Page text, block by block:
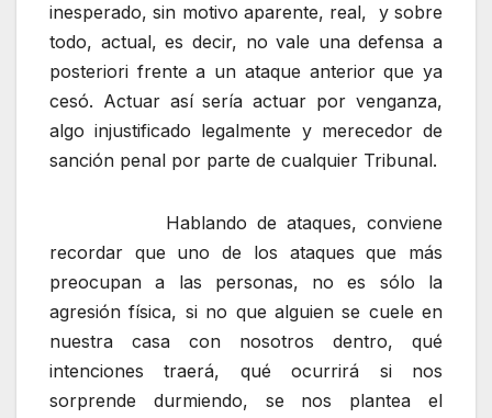
inesperado, sin motivo aparente, real, y sobre
todo, actual, es decir, no vale una defensa a
posteriori frente a un ataque anterior que ya
cesó. Actuar así sería actuar por venganza,
algo injustificado legalmente y merecedor de
sanción penal por parte de cualquier Tribunal.
Hablando de ataques, conviene
recordar que uno de los ataques que más
preocupan a las personas, no es sólo la
agresión física, si no que alguien se cuele en
nuestra casa con nosotros dentro, qué
intenciones traerá, qué ocurrirá si nos
sorprende durmiendo, se nos plantea el